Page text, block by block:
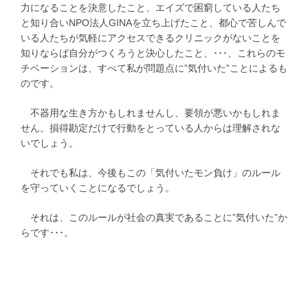
力になることを決意したこと、エイズで困窮している人たち
と知り合いNPO法人GINAを立ち上げたこと、都心で苦しんで
いる人たちが気軽にアクセスできるクリニックがないことを
知りならば自分がつくろうと決心したこと、･･･、これらのモ
チベーションは、すべて私が問題点に”気付いた”ことによるも
のです。
不器用な生き方かもしれませんし、要領が悪いかもしれま
せん。損得勘定だけで行動をとっている人からは理解されな
いでしょう。
それでも私は、今後もこの「気付いたモン負け」のルール
を守っていくことになるでしょう。
それは、このルールが社会の真実であることに”気付いた”か
らです･･･。